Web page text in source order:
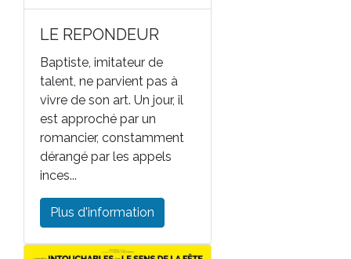
LE REPONDEUR
Baptiste, imitateur de
talent, ne parvient pas à
vivre de son art. Un jour, il
est approché par un
romancier, constamment
dérangé par les appels
inces...
Plus d'information